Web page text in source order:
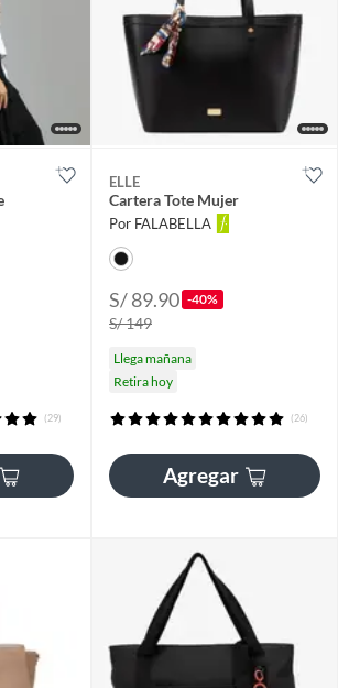
(29)
ELLE
Cartera Tote Mujer
Por FALABELLA
S/ 89.90 -40%
S/ 149
Llega mañana
Retira hoy
(26)
Agregar